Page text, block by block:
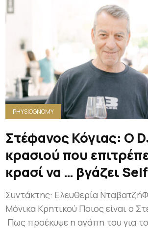
PHYSIOGNOMY
Στέφανος Κόγιας: Ο
κρασιού που
κρασί να … βγάζει
Συντάκτης: Ελευθερία
Μόνικα Κρητικού Ποιος είναι ο
Πως προέκυψε η αγάπη του για